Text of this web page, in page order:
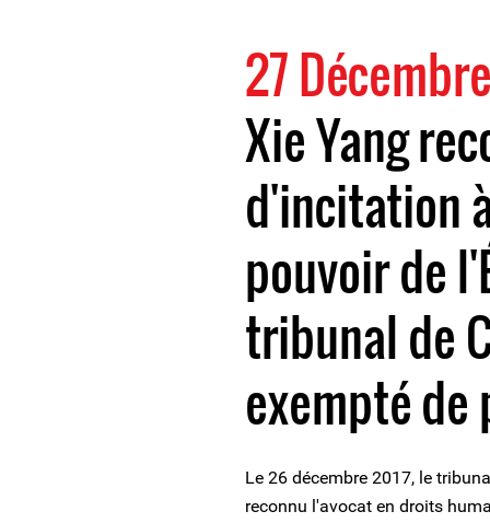
27
Xie Yang
d'incitation
pouvoir de
tribunal de
exempté de
Le 26 décembre 2017, le
reconnu l'avocat en droits